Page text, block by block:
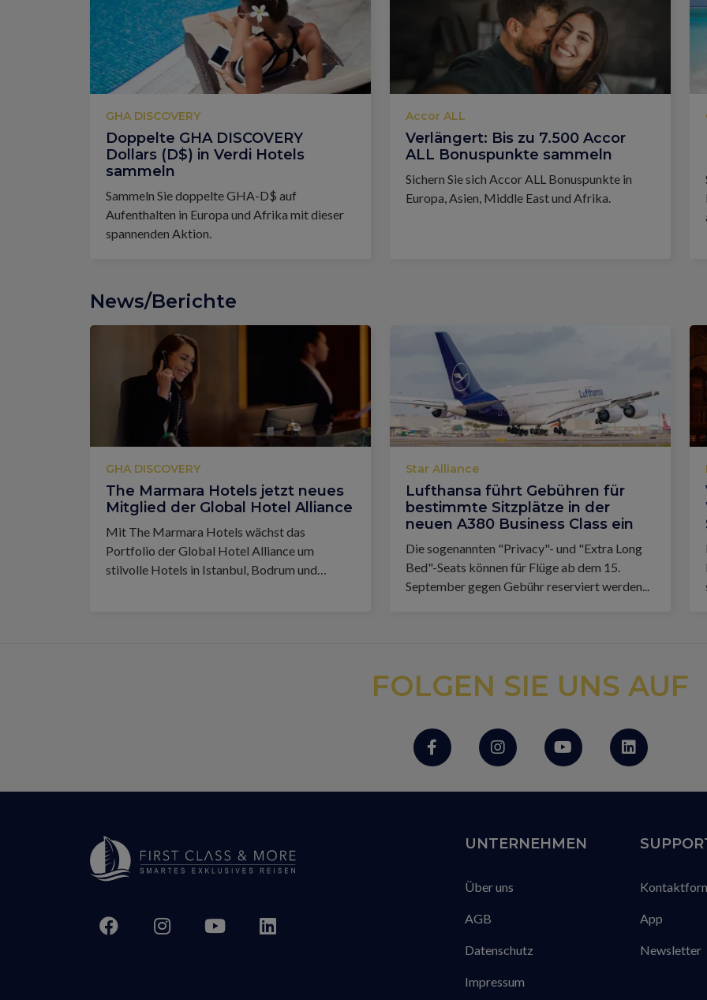
GHA DISCOVERY
Doppelte GHA DISCOVERY
Dollars (D$) in Verdi Hotels
sammeln
Sammeln Sie doppelte GHA-D$ auf
Aufenthalten in Europa und Afrika mit dieser
spannenden Aktion.
Accor ALL
Verlängert: Bis zu 7.500 Accor
ALL Bonuspunkte sammeln
Sichern Sie sich Accor ALL Bonuspunkte in
Europa, Asien, Middle East und Afrika.
News/Berichte
GHA DISCOVERY
The Marmara Hotels jetzt neues
Mitglied der Global Hotel Alliance
Mit The Marmara Hotels wächst das
Portfolio der Global Hotel Alliance um
stilvolle Hotels in Istanbul, Bodrum und
Star Alliance
Lufthansa führt Gebühren für
bestimmte Sitzplätze in der
neuen A380 Business Class ein
Die sogenannten "Privacy"- und "Extra Long
Bed"-Seats können für Flüge ab dem 15.
September gegen Gebühr reserviert werden...
FOLGEN SIE UNS AUF
UNTERNEHMEN
Über uns
AGB
Datenschutz
Impressum
App
Newsletter